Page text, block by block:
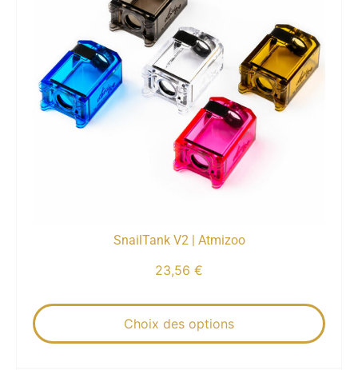
SnailTank V2 | Atmizoo
23,56 €
Choix des options